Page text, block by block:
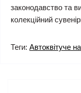
законодавство та
колекційний
Теги: Автоквітуче